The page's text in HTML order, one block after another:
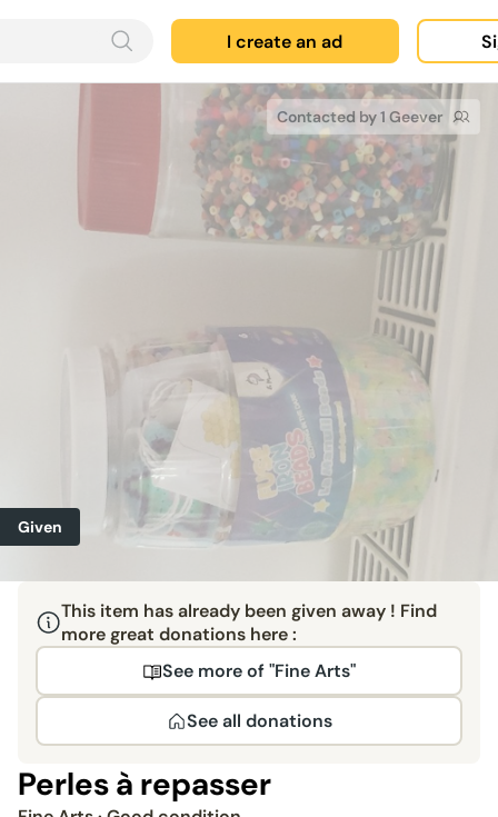
I create an ad
Contacted by 1 Geever
Given
This item has already been given away ! Find
more great donations here :
See more of "Fine Arts"
See all donations
Perles à repasser